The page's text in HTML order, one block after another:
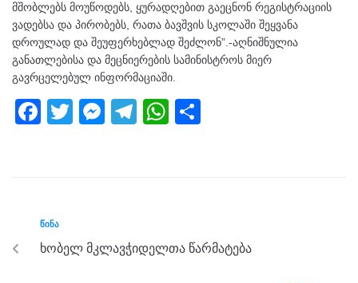
მშობლებს მოუწოდებს, ყურადღებით გაეცნონ რეგისტრაციის
ვადებსა და პირობებს, რათა ბავშვის სკოლაში შეყვანა
დროულად და შეუფერხებლად შეძლონ”.-აღნიშნულია
განათლებისა და მეცნიერების სამინისტროს მიერ
გავრცელებულ ინფორმაციაში.
F
b
o
T
M
g
er
T
m
W
p
ᲬᲘᲜᲐ
ხობელ მკლავჭიდელთა წარმატება